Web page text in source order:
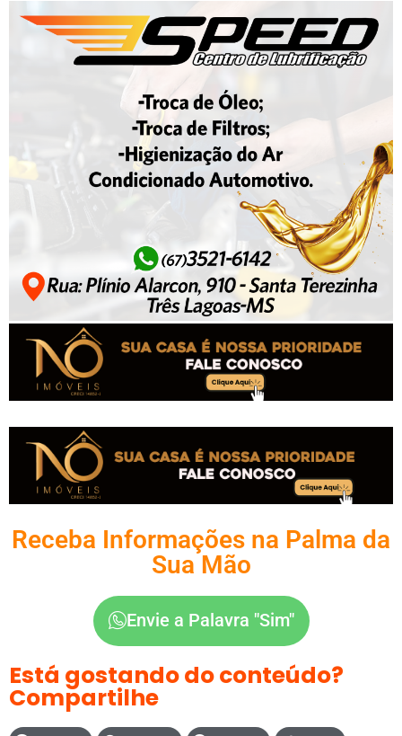
Receba Informações na Palma da
Sua Mão
Envie a Palavra "Sim"
Está gostando do conteúdo?
Compartilhe